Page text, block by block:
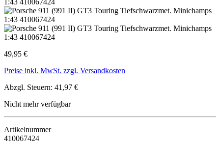
49,95 €
Preise inkl. MwSt. zzgl. Versandkosten
Abzgl. Steuern: 41,97 €
Nicht mehr verfügbar
Artikelnummer
410067424